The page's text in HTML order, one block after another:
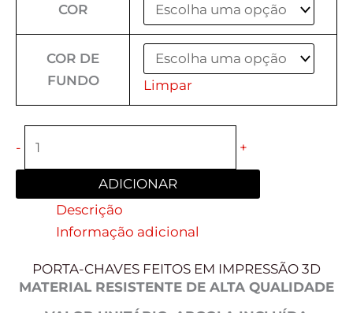
COR
COR DE
FUNDO
Limpar
- +
ADICIONAR
Descrição
Informação adicional
PORTA-CHAVES FEITOS EM IMPRESSÃO 3D
MATERIAL RESISTENTE DE ALTA QUALIDADE